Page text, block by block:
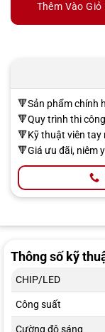
Thêm Vào Giỏ
🔻Sản phẩm chính
🔻Quy trình thi
🔻Kỹ thuật viên tay
🔻Giá ưu đãi, niêm
Thông số kỹ
CHIP/LED
Công suất
Cường độ sáng